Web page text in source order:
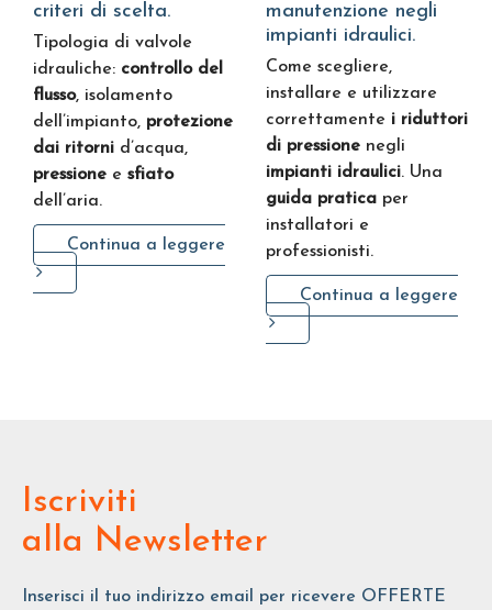
criteri di scelta.
Tipologia di valvole
idrauliche: controllo del
flusso, isolamento
dell’impianto, protezione
dai ritorni d’acqua,
pressione e sfiato
dell’aria.
Continua a leggere
manutenzione negli
impianti idraulici.
Come scegliere,
installare e utilizzare
correttamente i riduttori
di pressione negli
impianti idraulici. Una
guida pratica per
installatori e
professionisti.
Continua a leggere
Iscriviti
alla Newsletter
Inserisci il tuo indirizzo email per ricevere OFFERTE